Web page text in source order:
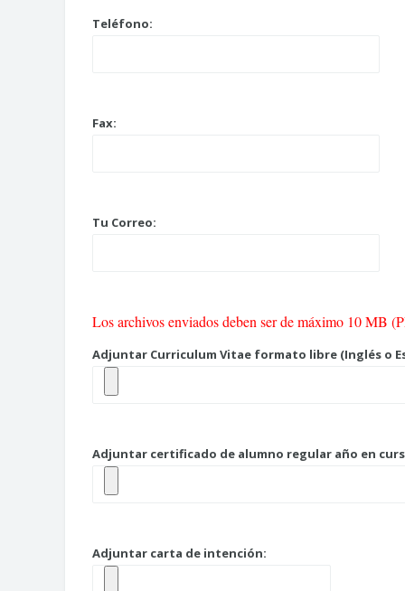
Teléfono:
Fax:
Tu Correo:
Los archivos enviados deben ser de máximo 10 MB
Adjuntar Curriculum Vitae formato libre (Inglés o
Adjuntar certificado de alumno regular año en
Adjuntar carta de intención: